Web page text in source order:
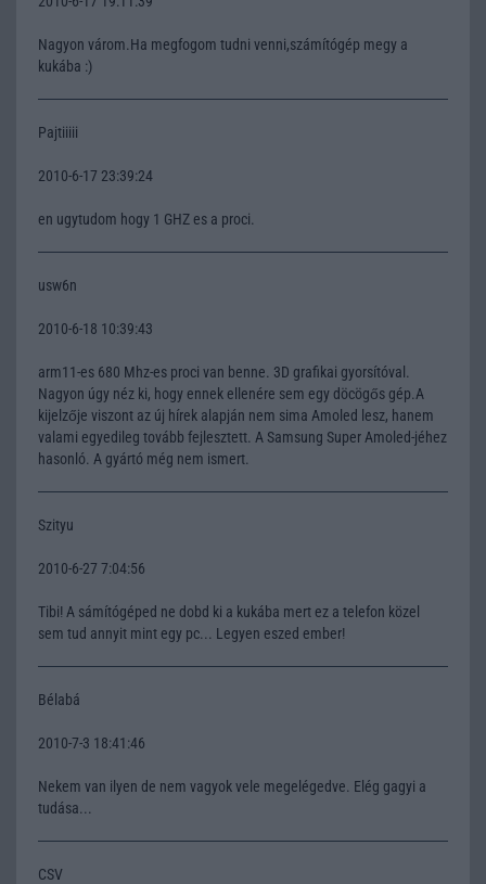
Nagyon várom.Ha megfogom tudni venni,számítógép megy a
kukába :)
Pajtiiiii
2010-6-17 23:39:24
en ugytudom hogy 1 GHZ es a proci.
usw6n
2010-6-18 10:39:43
arm11-es 680 Mhz-es proci van benne. 3D grafikai gyorsítóval.
Nagyon úgy néz ki, hogy ennek ellenére sem egy döcögős gép.A
kijelzője viszont az új hírek alapján nem sima Amoled lesz, hanem
valami egyedileg tovább fejlesztett. A Samsung Super Amoled-jéhez
hasonló. A gyártó még nem ismert.
Szityu
2010-6-27 7:04:56
Tibi! A sámítógéped ne dobd ki a kukába mert ez a telefon közel
sem tud annyit mint egy pc... Legyen eszed ember!
Bélabá
2010-7-3 18:41:46
Nekem van ilyen de nem vagyok vele megelégedve. Elég gagyi a
tudása...
CSV